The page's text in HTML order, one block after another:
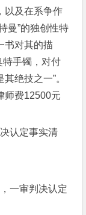
以及在系争作
曼”的独创性特
书对其的描
特手镯，对付
绝技之一”。
师费12500元
认定事实清
一审判决认定